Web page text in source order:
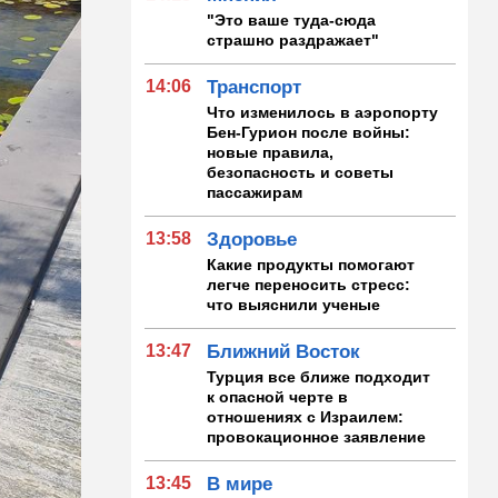
"Это ваше туда-сюда
страшно раздражает"
14:06 Транспорт
Что изменилось в аэропорту
Бен-Гурион после войны:
новые правила,
безопасность и советы
пассажирам
13:58 Здоровье
Какие продукты помогают
легче переносить стресс:
что выяснили ученые
13:47 Ближний Восток
Турция все ближе подходит
к опасной черте в
отношениях с Израилем:
провокационное заявление
13:45 В мире